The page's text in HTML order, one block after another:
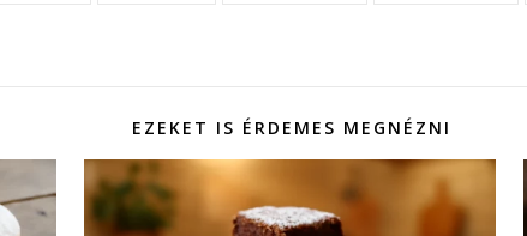
EZEKET IS ÉRDEMES MEGNÉZNI